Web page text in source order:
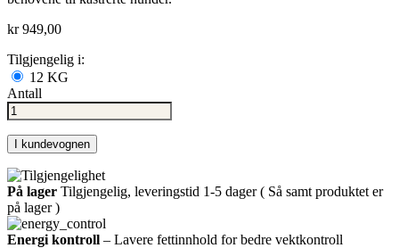
kr 949,00
Tilgjengelig i:
12 KG
Antall
I kundevognen
På lager Tilgjengelig, leveringstid 1-5 dager ( Så samt produktet er
på lager )
Energi kontroll – Lavere fettinnhold for bedre vektkontroll